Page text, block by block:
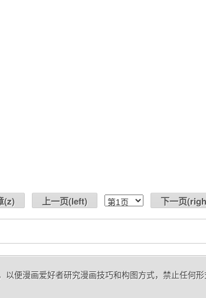
(z) 上一页(left) 下一页(
便漫画爱好者研究漫画技巧和构图方式，禁止任何